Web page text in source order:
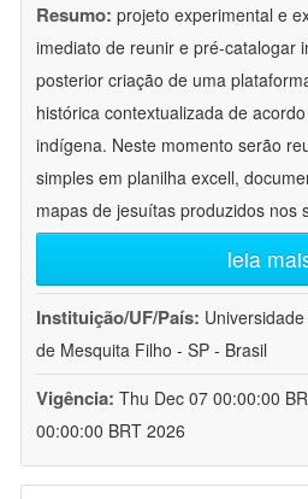
Resumo: projeto experimental e
imediato de reunir e pré-catalogar
posterior criação de uma
histórica contextualizada de
indígena. Neste momento serão
simples em planilha excell,
mapas de jesuítas produzidos nos
leia
Instituição/UF/País:
de Mesquita Filho - SP - Brasil
Vigência: Thu Dec 07 00:00:00
00:00:00 BRT 2026